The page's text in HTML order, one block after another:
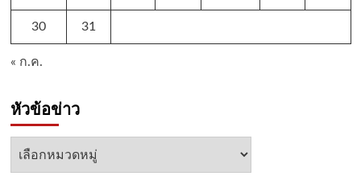
30 31
« ก.ค.
หัวข้อข่าว
หัวข้อ